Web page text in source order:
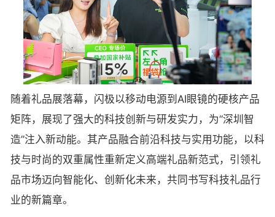
随着礼品展落幕，闪极以移动电源到AI眼镜的硬核产品
矩阵，展现了强大的科技创新与研发实力，为“深圳智
造”注入新动能。其产品融合前沿科技与实用功能，以科
技与时尚的双重属性重新定义高端礼品新范式，引领礼
品市场迈向智能化、创新化未来，共同书写科技礼品行
业的新篇章。